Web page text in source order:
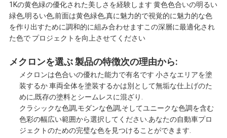
ー
1Kの黄色緑の優化された美しさを経験します 黄色色合いの明るい
緑色,明るい色,前面は黄色緑色,真に魅力的で視覚的に魅力的な色
を作り出すために調和的に組み合わせますこの深層に最適化され
た色で プロジェクトを向上させてください
メクロンを選ぶ製品の特徴次の理由から:
メクロンは色合いの優れた能力で有名です 小さなエリアを塗
装するか 車両全体を塗装するかは別として無垢な仕上げのた
めに,既存の塗料とシームレスに混ざり.
クラシックな色調,モダンな色調,そしてユニークな色調を含む
色彩の幅広い範囲から選択してください.あなたの自動車プロ
ジェクトのための完璧な色を見つけることができます.